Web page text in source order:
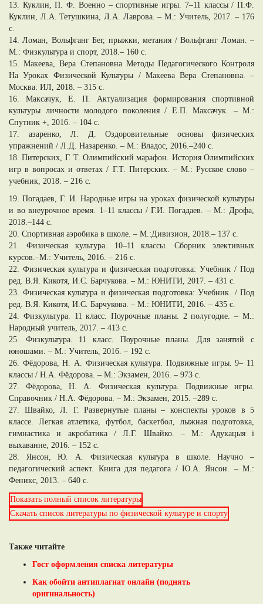
13. Куклин, П. Ф. Военно – спортивные игры. 7–11 классы / П.Ф.
Куклин, Л.А. Тетушкина, Л.А. Лаврова. – М.: Учитель, 2017. – 176
c.
14. Ломан, Вольфганг Бег, прыжки, метания / Вольфганг Ломан. –
М.: Физкультура и спорт, 2018.– 160 c.
15. Макеева, Вера Степановна Методы Педагогического Контроля
На Уроках Физической Культуры / Макеева Вера Степановна. –
Москва: ИЛ, 2018. – 315 c.
16. Максачук, Е. П. Актуализация формирования спортивной
культуры личности молодого поколения / Е.П. Максачук. – М.:
Спутник +, 2016. – 104 c.
17. азаренко, Л. Д. Оздоровительные основы физических
упражнений / Л.Д. Назаренко. – М.: Владос, 2016.–240 c.
18. Питерских, Г. Т. Олимпийский марафон. История Олимпийских
игр в вопросах и ответах / Г.Т. Питерских. – М.: Русское слово –
учебник, 2018. – 216 c.
19. Погадаев, Г. И. Народные игры на уроках физической культуры
и во внеурочное время. 1–11 классы / Г.И. Погадаев. – М.: Дрофа,
2018.–144 c.
20. Спортивная аэробика в школе. – М.:Дивизион, 2018.– 137 c.
21. Физическая культура. 10–11 классы. Сборник элективных
курсов.–М.: Учитель, 2016. – 216 c.
22. Физическая культура и физическая подготовка: Учебник / Под
ред. В.Я. Кикотя, И.С. Барчукова. – М.: ЮНИТИ, 2017. – 431 c.
23. Физическая культура и физическая подготовка: Учебник. / Под
ред. В.Я. Кикотя, И.С. Барчукова. – М.: ЮНИТИ, 2016. – 435 c.
24. Физкультура. 11 класс. Поурочные планы. 2 полугодие. – М.:
Народный учитель, 2017. – 413 c.
25. Физкультура. 11 класс. Поурочные планы. Для занятий с
юношами. – М.: Учитель, 2016. – 192 c.
26. Фёдорова, Н. А. Физическая культура. Подвижные игры. 9– 11
классы / Н.А. Фёдорова. – М.: Экзамен, 2016. – 973 c.
27. Фёдорова, Н. А. Физическая культура. Подвижные игры.
Справочник / Н.А. Фёдорова. – М.: Экзамен, 2015. –289 c.
27. Швайко, Л. Г. Развернутые планы – конспекты уроков в 5
классе. Легкая атлетика, футбол, баскетбол, лыжная подготовка,
гимнастика и акробатика / Л.Г. Швайко. – М.: Адукацыя i
выхаванне, 2016. – 152 c.
28. Янсон, Ю. А. Физическая культура в школе. Научно –
педагогический аспект. Книга для педагога / Ю.А. Янсон. – М.:
Феникс, 2013. – 640 c.
Показать полный список литературы
Скачать список литературы по физической культуре и спорту
Также читайте
Гост оформления списка литературы
Как обойти антиплагиат онлайн (поднять
оригинальность)